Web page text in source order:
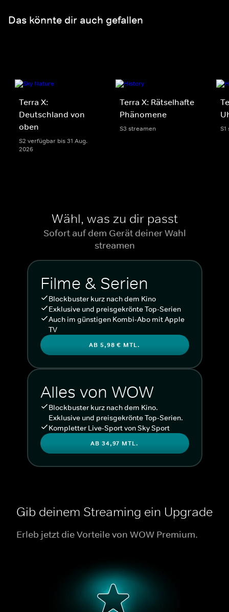
Das könnte dir auch gefallen
Terra X:
Deutschland von
oben
S2 verfügbar bis 31 Aug.
2026
Terra X: Rätselhafte
Phänomene
S3 streamen
Wähl, was zu dir passt
Sofort auf dem Gerät deiner Wahl
streamen
Filme & Serien
Blockbuster kurz nach dem Kino
Exklusive und preisgekrönte Top-Serien
Auch im günstigen Kombi-Abo mit Apple
TV
AB 5,98 € MTL.
Alles von WOW
Blockbuster kurz nach dem Kino.
Exklusive und preisgekrönte Top-Serien.
Kompletter Live-Sport von Sky Sport
AB 34,97 MTL.
Gib deinem Streaming ein Upgrade
Erleb jetzt die Vorteile von WOW Premium.